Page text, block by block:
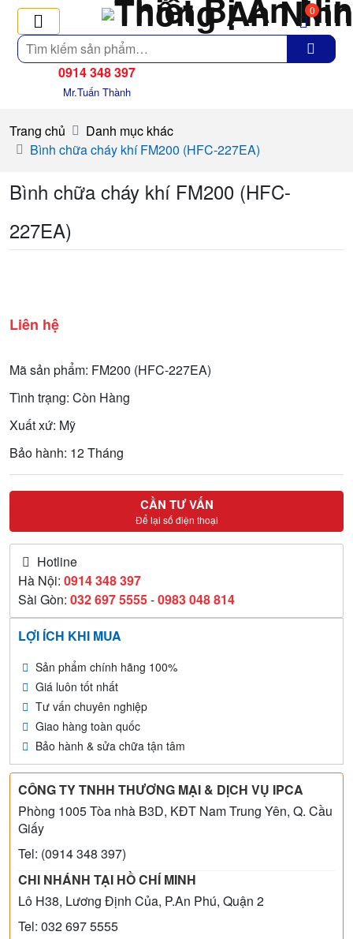
Tìm
kiếm
0
0914 348 397
Mr.Tuấn Thành
Trang chủ
Danh mục khác
Bình chữa cháy khí FM200 (HFC-227EA)
Bình chữa cháy khí FM200 (HFC-
227EA)
Liên hệ
Mã sản phẩm: FM200 (HFC-227EA)
Tình trạng: Còn Hàng
Xuất xứ: Mỹ
Bảo hành: 12 Tháng
CẦN TƯ VẤN
Để lại số điện thoại
Hotline
Hà Nội: 0914 348 397
Sài Gòn: 032 697 5555-0983 048 814
LỢI ÍCH KHI MUA
Sản phẩm chính hãng 100%
Giá luôn tốt nhất
Tư vấn chuyên nghiệp
Giao hàng toàn quốc
Bảo hành & sửa chữa tận tâm
CÔNG TY TNHH THƯƠNG MẠI & DỊCH VỤ IPCA
Phòng 1005 Tòa nhà B3D, KĐT Nam Trung Yên, Q. Cầu
Giấy
Tel: (0914 348 397)
CHI NHÁNH TẠI HỒ CHÍ MINH
Lô H38, Lương Định Của, P.An Phú, Quận 2
Tel: 032 697 5555